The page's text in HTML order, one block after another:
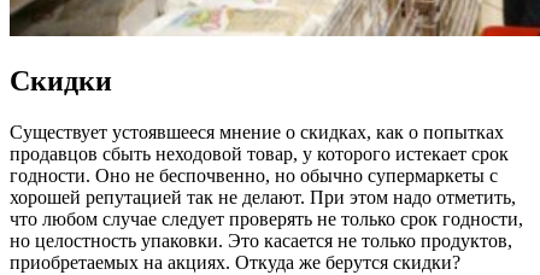
Скидки
Существует устоявшееся мнение о скидках, как о попытках
продавцов сбыть неходовой товар, у которого истекает срок
годности. Оно не беспочвенно, но обычно супермаркеты с
хорошей репутацией так не делают. При этом надо отметить,
что любом случае следует проверять не только срок годности,
но целостность упаковки. Это касается не только продуктов,
приобретаемых на акциях. Откуда же берутся скидки?